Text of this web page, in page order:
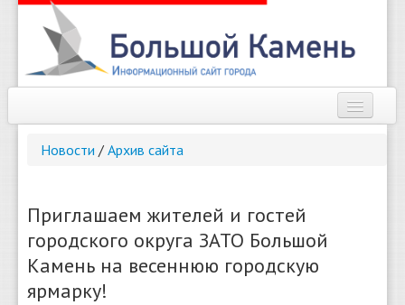
Справочник
Новости / Архив сайта
Приглашаем жителей и гостей
городского округа ЗАТО Большой
Камень на весеннюю городскую
ярмарку!